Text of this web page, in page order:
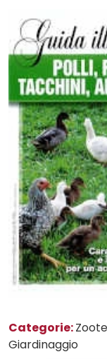
Categorie:
Giardinaggio